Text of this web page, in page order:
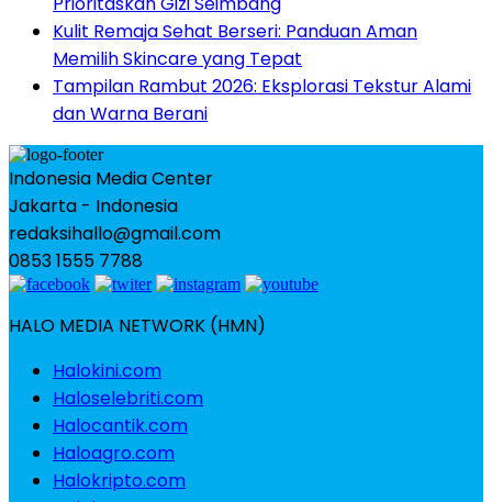
Kulit Remaja Sehat Berseri: Panduan Aman
Memilih Skincare yang Tepat
Tampilan Rambut 2026: Eksplorasi Tekstur Alami
dan Warna Berani
Indonesia Media Center
Jakarta - Indonesia
redaksihallo@gmail.com
0853 1555 7788
HALO MEDIA NETWORK (HMN)
Halokini.com
Haloselebriti.com
Halocantik.com
Haloagro.com
Halokripto.com